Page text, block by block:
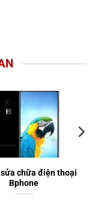
chữa điện thoại
Bphone